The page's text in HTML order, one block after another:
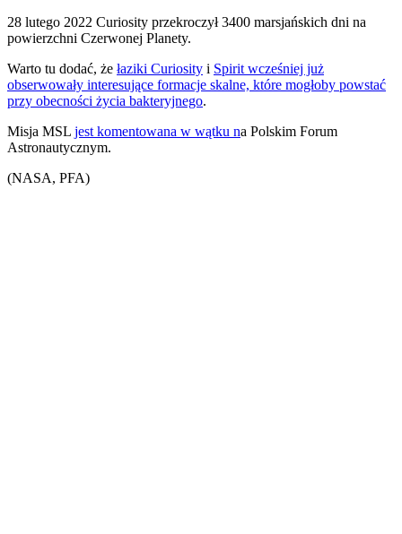
28 lutego 2022 Curiosity przekroczył 3400 marsjańskich dni na
powierzchni Czerwonej Planety.
Warto tu dodać, że łaziki Curiosity i Spirit wcześniej już
obserwowały interesujące formacje skalne, które mogłoby powstać
przy obecności życia bakteryjnego.
Misja MSL jest komentowana w wątku na Polskim Forum
Astronautycznym.
(NASA, PFA)